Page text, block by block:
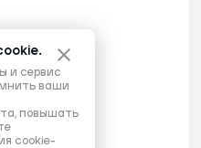
и сервис
ваши
повышать
cookie-